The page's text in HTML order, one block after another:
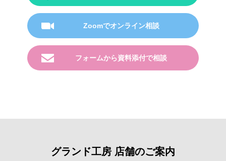
Zoomでオンライン相談
フォームから資料添付で相談
グランド工房 店舗のご案内